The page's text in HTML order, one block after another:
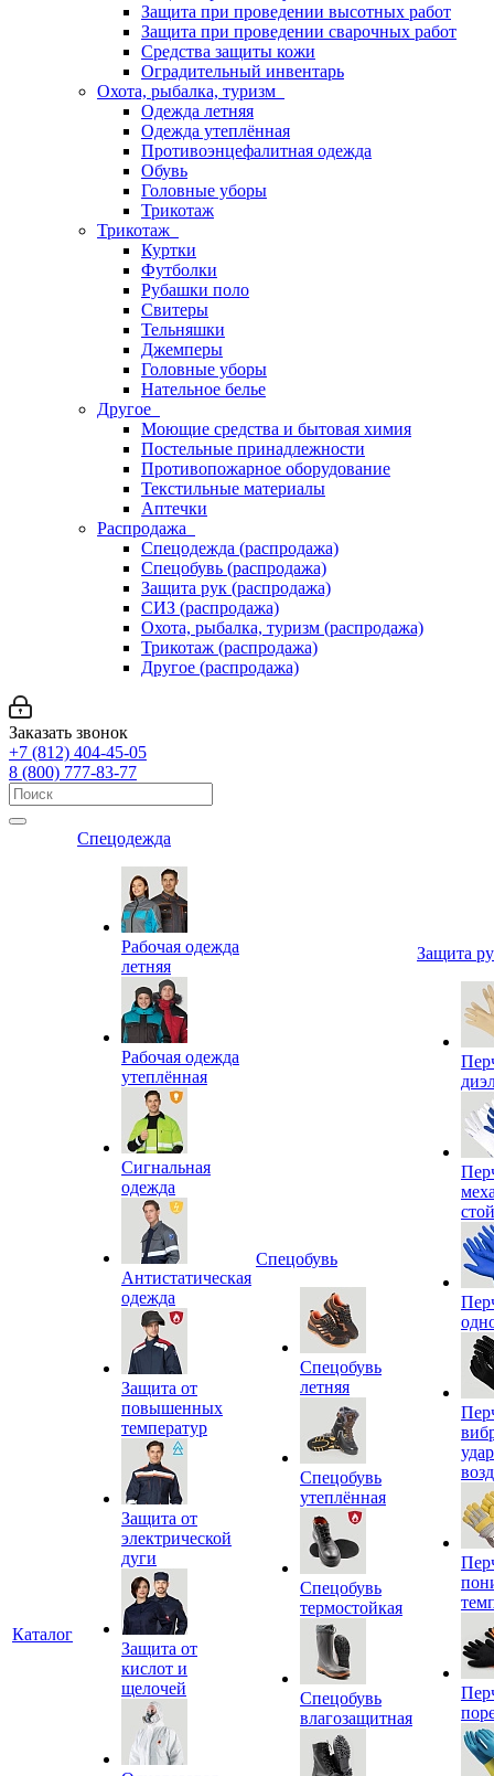
Защита при проведении высотных работ
Защита при проведении сварочных работ
Средства защиты кожи
Оградительный инвентарь
Охота, рыбалка, туризм
Одежда летняя
Одежда утеплённая
Противоэнцефалитная одежда
Обувь
Головные уборы
Трикотаж
Трикотаж
Куртки
Футболки
Рубашки поло
Свитеры
Тельняшки
Джемперы
Головные уборы
Нательное белье
Другое
Моющие средства и бытовая химия
Постельные принадлежности
Противопожарное оборудование
Текстильные материалы
Аптечки
Распродажа
Спецодежда (распродажа)
Спецобувь (распродажа)
Защита рук (распродажа)
СИЗ (распродажа)
Охота, рыбалка, туризм (распродажа)
Трикотаж (распродажа)
Другое (распродажа)
Заказать звонок
+7 (812) 404-45-05
8 (800) 777-83-77
Каталог
Спецодежда
Рабочая одежда
летняя
Рабочая одежда
утеплённая
Сигнальная
одежда
Антистатическая
одежда
Защита от
повышенных
температур
Защита от
электрической
дуги
Защита от
кислот и
щелочей
Спецобувь
Спецобувь
летняя
Спецобувь
утеплённая
Спецобувь
термостойкая
Спецобувь
влагозащитная
Защита